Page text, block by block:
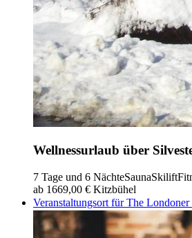
Wellnessurlaub über
7 Tage und 6 NächteSaunaSkilift
ab 1669,00 € Kitzbühel
Veranstaltungsort für The Londoner